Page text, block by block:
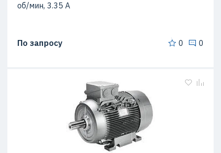
об/мин, 3.35 A
По запросу 0 0